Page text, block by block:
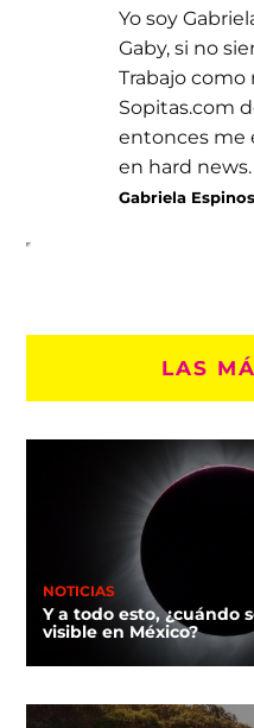
Yo soy
Gaby, si no
Trabajo como
Sopitas.com
entonces me
en hard
Gabriela
LAS
NOTICIAS
Y a todo esto, ¿cuándo
visible en México?